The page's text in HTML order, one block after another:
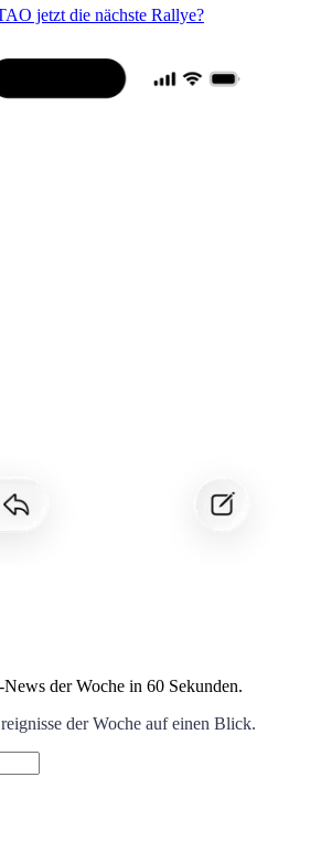
jetzt die nächste Rallye?
der Woche in 60 Sekunden.
der Woche auf einen Blick.